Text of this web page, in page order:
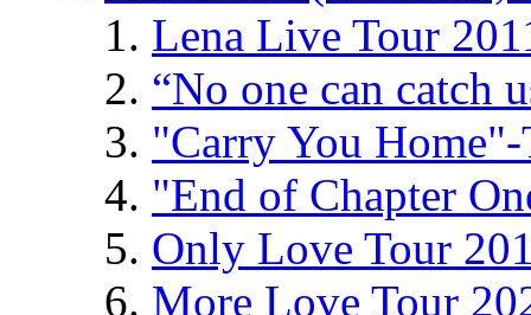
Lena Live Tour
“No one can catch
"Carry You
"End of Chapter
Only Love Tour
More Love Tour